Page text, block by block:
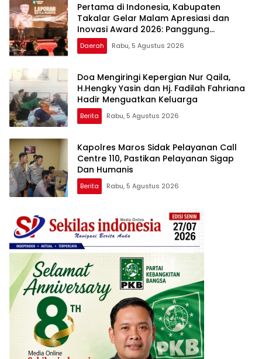
Pertama di Indonesia, Kabupaten
Takalar Gelar Malam Apresiasi dan
Inovasi Award 2026: Panggung
Penghargaan bagi Pelayan Publik
Berprestasi
Daerah Rabu, 5 Agustus 2026
Doa Mengiringi Kepergian Nur Qaila,
H.Hengky Yasin dan Hj. Fadilah Fahriana
Hadir Menguatkan Keluarga
Berita Rabu, 5 Agustus 2026
Kapolres Maros Sidak Pelayanan Call
Centre 110, Pastikan Pelayanan Sigap
Dan Humanis
Berita Rabu, 5 Agustus 2026